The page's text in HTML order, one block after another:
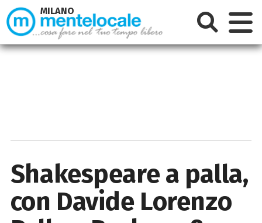
Shakespeare a palla,
con Davide Lorenzo
MILANO